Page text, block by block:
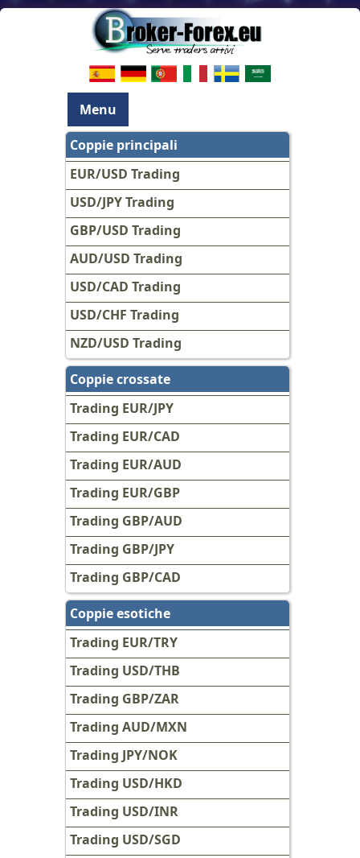
Menu
Coppie principali
EUR/USD Trading
USD/JPY Trading
GBP/USD Trading
AUD/USD Trading
USD/CAD Trading
USD/CHF Trading
NZD/USD Trading
Coppie crossate
Trading EUR/JPY
Trading EUR/CAD
Trading EUR/AUD
Trading EUR/GBP
Trading GBP/AUD
Trading GBP/JPY
Trading GBP/CAD
Coppie esotiche
Trading EUR/TRY
Trading USD/THB
Trading GBP/ZAR
Trading AUD/MXN
Trading JPY/NOK
Trading USD/HKD
Trading USD/INR
Trading USD/SGD